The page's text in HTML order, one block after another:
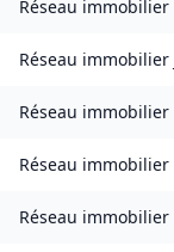
Réseau immobilier
Réseau immobilier
Réseau immobilier
Réseau immobilier
Réseau immobilier